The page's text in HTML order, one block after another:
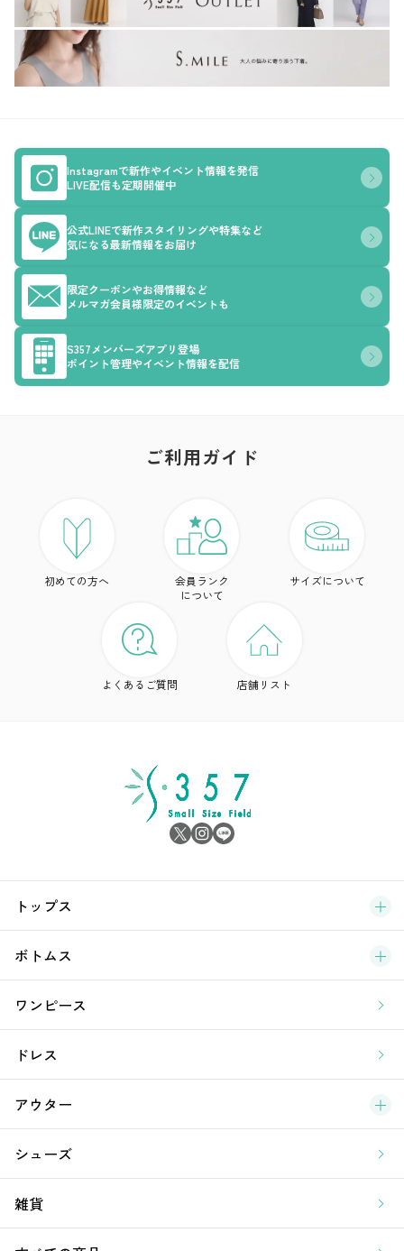
ブ
新
ラ
ア
Instagramで新作やイベント情報を発信
LIVE配信も定期開催中
公式LINEで新作スタイリングや特集など
気になる最新情報をお届け
限定クーポンやお得情報など
メルマガ会員様限定のイベントも
S357メンバーズアプリ登場
ポイント管理やイベント情報を配信
ご利用ガイド
初めての方へ
会員ランク
について
サイズについて
よくあるご質問 店舗リスト
トップス
ボトムス
ワンピース
ドレス
アウター
シューズ
雑貨